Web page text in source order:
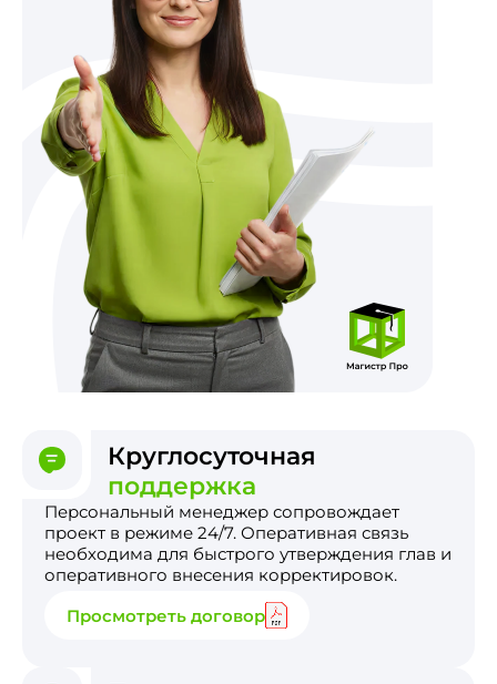
Круглосуточная
поддержка
Персональный менеджер сопровождает
проект в режиме 24/7. Оперативная связь
необходима для быстрого утверждения глав и
оперативного внесения корректировок.
Просмотреть договор